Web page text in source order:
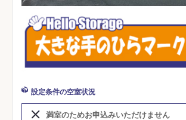
設定条件の空室状況
満室のためお申込みいただけません